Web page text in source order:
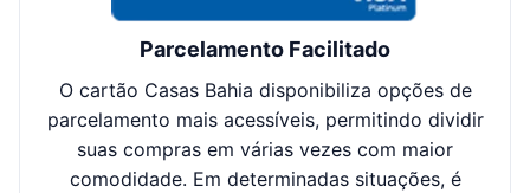
Parcelamento Facilitado
O cartão Casas Bahia disponibiliza opções de
parcelamento mais acessíveis, permitindo dividir
suas compras em várias vezes com maior
comodidade. Em determinadas situações, é